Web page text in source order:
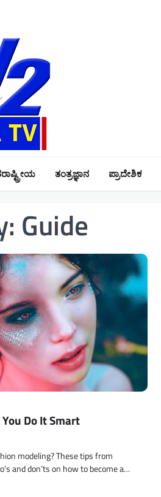
ತಂತ್ರಜ್ಞಾನ ಪ್ರಾದೇಶಿಕ
Guide
You Do It Smart
modeling? These tips from
and don’ts on how to become a…